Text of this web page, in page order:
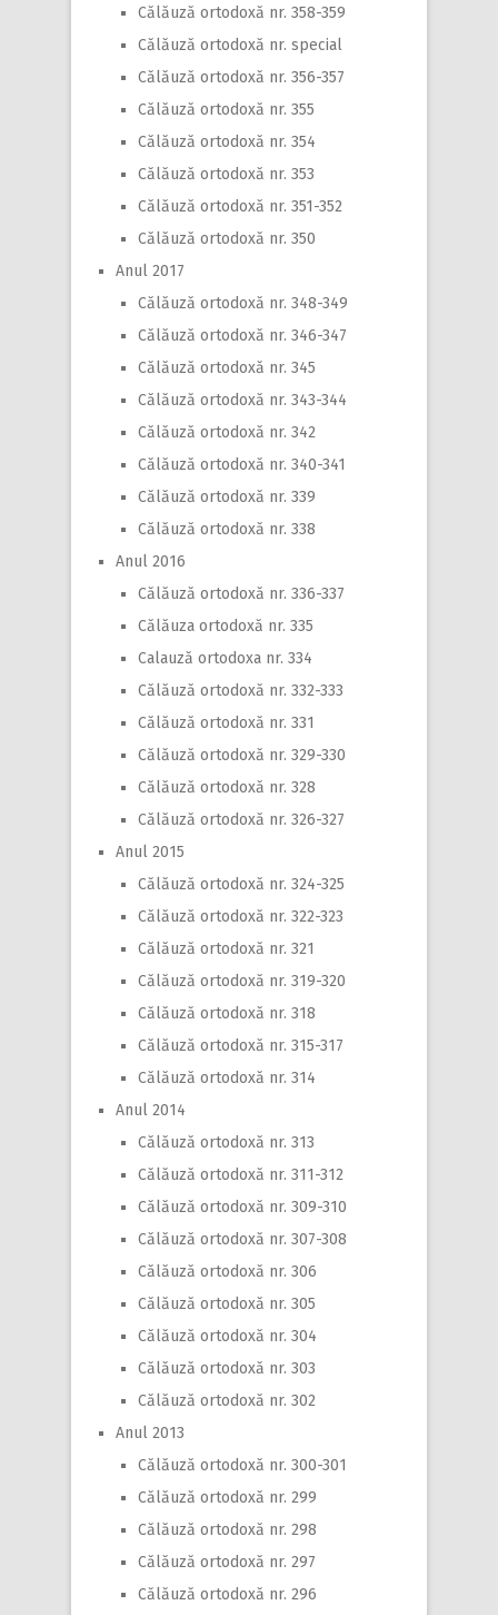
Călăuză ortodoxă nr. 358-359
Călăuză ortodoxă nr. special
Călăuză ortodoxă nr. 356-357
Călăuză ortodoxă nr. 355
Călăuză ortodoxă nr. 354
Călăuză ortodoxă nr. 353
Călăuză ortodoxă nr. 351-352
Călăuză ortodoxă nr. 350
Anul 2017
Călăuză ortodoxă nr. 348-349
Călăuză ortodoxă nr. 346-347
Călăuză ortodoxă nr. 345
Călăuză ortodoxă nr. 343-344
Călăuză ortodoxă nr. 342
Călăuză ortodoxă nr. 340-341
Călăuză ortodoxă nr. 339
Călăuză ortodoxă nr. 338
Anul 2016
Călăuză ortodoxă nr. 336-337
Călăuza ortodoxă nr. 335
Calauză ortodoxa nr. 334
Călăuză ortodoxă nr. 332-333
Călăuză ortodoxă nr. 331
Călăuză ortodoxă nr. 329-330
Călăuză ortodoxă nr. 328
Călăuză ortodoxă nr. 326-327
Anul 2015
Călăuză ortodoxă nr. 324-325
Călăuză ortodoxă nr. 322-323
Călăuză ortodoxă nr. 321
Călăuză ortodoxă nr. 319-320
Călăuză ortodoxă nr. 318
Călăuză ortodoxă nr. 315-317
Călăuză ortodoxă nr. 314
Anul 2014
Călăuză ortodoxă nr. 313
Călăuză ortodoxă nr. 311-312
Călăuză ortodoxă nr. 309-310
Călăuză ortodoxă nr. 307-308
Călăuză ortodoxă nr. 306
Călăuză ortodoxă nr. 305
Călăuză ortodoxă nr. 304
Călăuză ortodoxă nr. 303
Călăuză ortodoxă nr. 302
Anul 2013
Călăuză ortodoxă nr. 300-301
Călăuză ortodoxă nr. 299
Călăuză ortodoxă nr. 298
Călăuză ortodoxă nr. 297
Călăuză ortodoxă nr. 296